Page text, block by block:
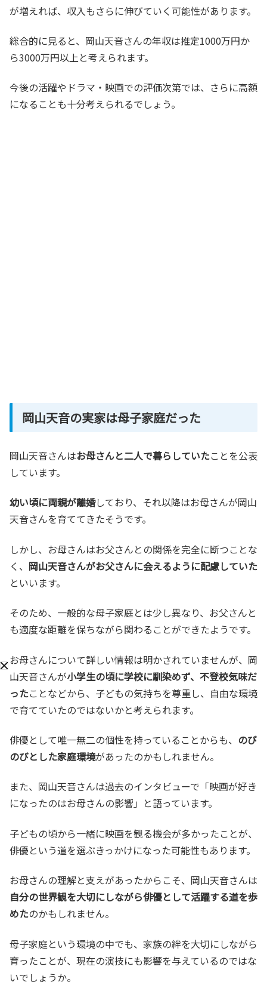
が増えれば、収入もさらに伸びていく可能性があります。
総合的に見ると、岡山天音さんの年収は推定1000万円か
ら3000万円以上と考えられます。
今後の活躍やドラマ・映画での評価次第では、さらに高額
になることも十分考えられるでしょう。
岡山天音の実家は母子家庭だった
岡山天音さんはお母さんと二人で暮らしていたことを公表
しています。
幼い頃に両親が離婚しており、それ以降はお母さんが岡山
天音さんを育ててきたそうです。
しかし、お母さんはお父さんとの関係を完全に断つことな
く、 岡山天音さんがお父さんに会えるように配慮していた
といいます。
そのため、一般的な母子家庭とは少し異なり、お父さんと
も適度な距離を保ちながら関わることができたようです。
お母さんについて詳しい情報は明かされていませんが、岡
山天音さんが小学生の頃に学校に馴染めず、不登校気味だ
ったことなどから、子どもの気持ちを尊重し、自由な環境
で育てていたのではないかと考えられます。
俳優として唯一無二の個性を持っていることからも、 のび
のびとした家庭環境があったのかもしれません。
また、岡山天音さんは過去のインタビューで「映画が好き
になったのはお母さんの影響」と語っています。
子どもの頃から一緒に映画を観る機会が多かったことが、
俳優という道を選ぶきっかけになった可能性もあります。
お母さんの理解と支えがあったからこそ、岡山天音さんは
自分の世界観を大切にしながら俳優として活躍する道を歩
めたのかもしれません。
母子家庭という環境の中でも、家族の絆を大切にしながら
育ったことが、現在の演技にも影響を与えているのではな
いでしょうか。